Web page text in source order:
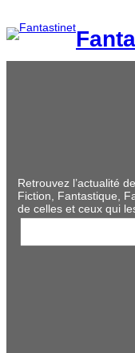
au
contenu
Retrouvez l’actualité
Fiction, Fantastique,
de celles et ceux qui
R
c